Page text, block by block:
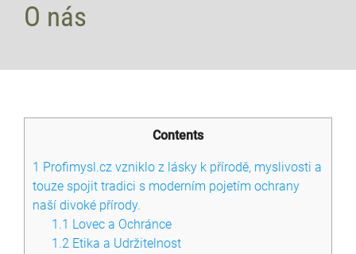
O nás
Contents
1 Profimysl.cz vzniklo z lásky k přírodě, myslivosti a
touze spojit tradici s moderním pojetím ochrany
naší divoké přírody.
1.1 Lovec a Ochránce
1.2 Etika a Udržitelnost